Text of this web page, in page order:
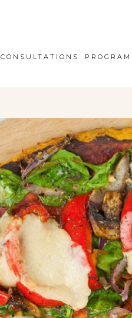
CONSULTATIONS